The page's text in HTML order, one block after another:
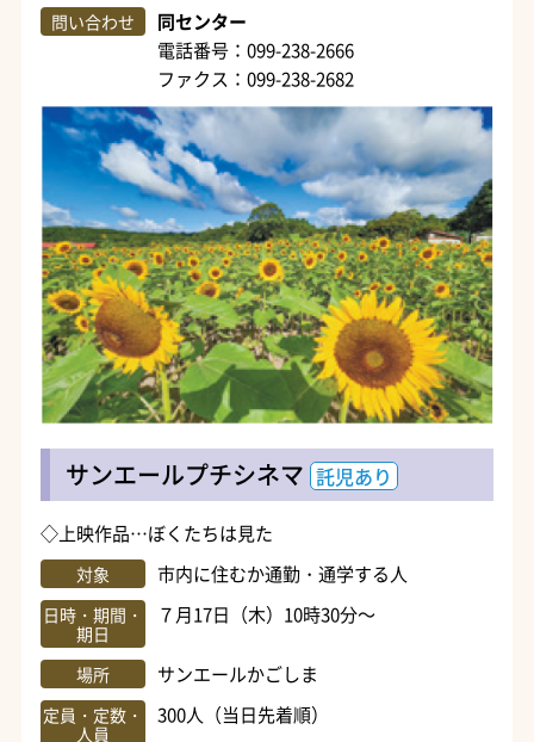
問い合わせ
同センター
電話番号：099-238-2666
ファクス：099-238-2682
サンエールプチシネマ 託児あり
◇上映作品…ぼくたちは見た
対象 市内に住むか通勤・通学する人
日時・期間・
期日
７月17日（木）10時30分～
場所 サンエールかごしま
定員・定数・
人員
300人（当日先着順）